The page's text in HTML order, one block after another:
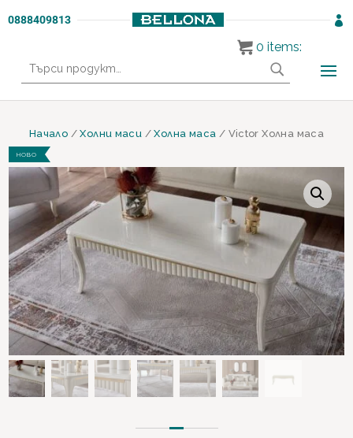
0888409813 
за:
Начало /Холни маси /Холна маса / Victor Холна маса
НОВО
0 items: